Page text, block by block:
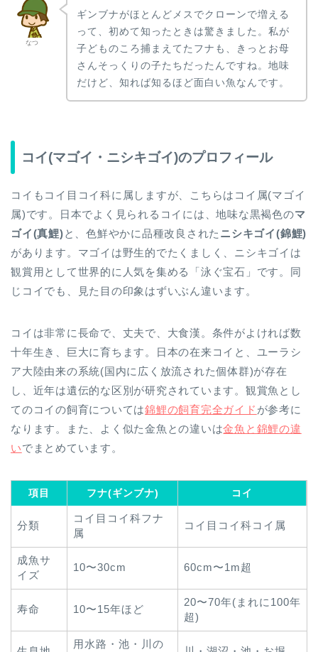
なつ
ギンブナがほとんどメスでクローンで増える
って、初めて知ったときは驚きました。私が
子どものころ捕まえてたフナも、きっとお母
さんそっくりの子たちだったんですね。地味
だけど、知れば知るほど面白い魚なんです。
コイ(マゴイ・ニシキゴイ)のプロフィール
コイもコイ目コイ科に属しますが、こちらはコイ属(マゴイ
属)です。日本でよく見られるコイには、地味な黒褐色のマ
ゴイ(真鯉)と、色鮮やかに品種改良された ニシキゴイ(錦鯉)
があります。マゴイは野生的でたくましく、ニシキゴイは
観賞用として世界的に人気を集める「泳ぐ宝石」です。同
じコイでも、見た目の印象はずいぶん違います。
コイは非常に長命で、丈夫で、大食漢。条件がよければ数
十年生き、巨大に育ちます。日本の在来コイと、ユーラシ
ア大陸由来の系統(国内に広く放流された個体群)が存在
し、近年は遺伝的な区別が研究されています。観賞魚とし
てのコイの飼育については錦鯉の飼育完全ガイド が参考に
なります。また、よく似た金魚との違いは金魚と錦鯉の違
いでまとめています。
項目 フナ(ギンブナ) コイ
分類
コイ目コイ科フナ
属
コイ目コイ科コイ属
成魚サ
イズ
10〜30cm 60cm〜1m超
寿命 10〜15年ほど
20〜70年(まれに100年
超)
用水路・池・川の